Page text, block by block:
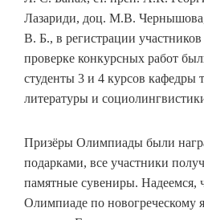
Лазариди, доц. М.В. Чернышова,
В. Б., в регистрации
проверке конкурсных работ
студенты 3 и 4 курсов кафедры
литературы и
Призёры Олимпиады были
подарками, все участники
памятные сувениры. Надеемся,
Олимпиаде по новогреческому